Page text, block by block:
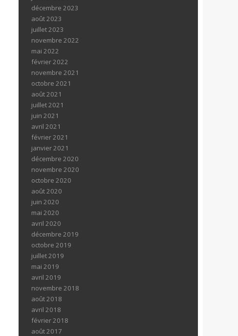
décembre 2023
août 2023
juillet 2023
novembre 2022
mai 2022
février 2022
novembre 2021
octobre 2021
août 2021
juillet 2021
juin 2021
avril 2021
février 2021
janvier 2021
décembre 2020
novembre 2020
octobre 2020
août 2020
juin 2020
mai 2020
avril 2020
décembre 2019
octobre 2019
juillet 2019
mai 2019
avril 2019
novembre 2018
août 2018
avril 2018
février 2018
août 2017